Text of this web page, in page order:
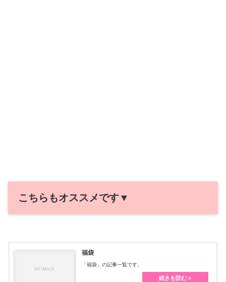
こちらもオススメです▼
福袋
「福袋」の記事一覧です。